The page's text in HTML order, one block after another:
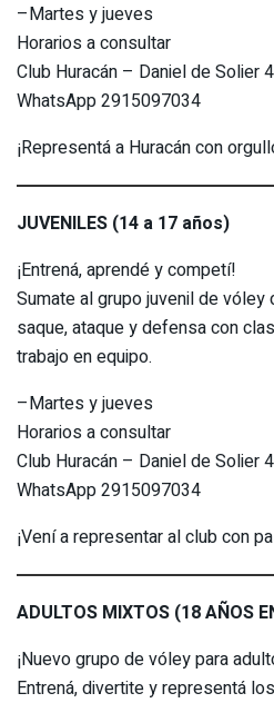
–Martes y jueves
Horarios a consultar
Club Huracán – Daniel de Solier
WhatsApp 2915097034
¡Representá a Huracán con
JUVENILES (14 a 17 años)
¡Entrená, aprendé y competí!
Sumate al grupo juvenil de vóley
saque, ataque y defensa con
trabajo en equipo.
–Martes y jueves
Horarios a consultar
Club Huracán – Daniel de Solier
WhatsApp 2915097034
¡Vení a representar al club con
ADULTOS MIXTOS (18 AÑOS
¡Nuevo grupo de vóley para
Entrená, divertite y representá